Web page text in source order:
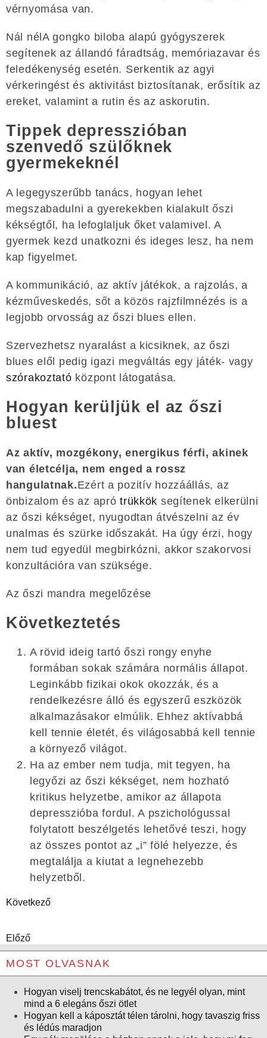
vérnyomása van.
Nál nélA gongko biloba alapú gyógyszerek
segítenek az állandó fáradtság, memóriazavar és
feledékenység esetén. Serkentik az agyi
vérkeringést és aktivitást biztosítanak, erősítik az
ereket, valamint a rutin és az askorutin.
Tippek depresszióban
szenvedő szülőknek
gyermekeknél
A legegyszerűbb tanács, hogyan lehet
megszabadulni a gyerekekben kialakult őszi
kékségtől, ha lefoglaljuk őket valamivel. A
gyermek kezd unatkozni és ideges lesz, ha nem
kap figyelmet.
A kommunikáció, az aktív játékok, a rajzolás, a
kézműveskedés, sőt a közös rajzfilmnézés is a
legjobb orvosság az őszi blues ellen.
Szervezhetsz nyaralást a kicsiknek, az őszi
blues elől pedig igazi megváltás egy játék- vagy
szórakoztató központ látogatása.
Hogyan kerüljük el az őszi
bluest
Az aktív, mozgékony, energikus férfi, akinek
van életcélja, nem enged a rossz
hangulatnak.Ezért a pozitív hozzáállás, az
önbizalom és az aprótrükkök segítenek elkerülni
az őszi kékséget, nyugodtan átvészelni az év
unalmas és szürke időszakát. Ha úgy érzi, hogy
nem tud egyedül megbirkózni, akkor szakorvosi
konzultációra van szüksége.
Az őszi mandra megelőzése
Következtetés
A rövid ideig tartó őszi rongy enyhe
formában sokak számára normális állapot.
Leginkább fizikai okok okozzák, és a
rendelkezésre álló és egyszerű eszközök
alkalmazásakor elmúlik. Ehhez aktívabbá
kell tennie életét, és világosabbá kell tennie
a környező világot.
Ha az ember nem tudja, mit tegyen, ha
legyőzi az őszi kékséget, nem hozható
kritikus helyzetbe, amikor az állapota
depresszióba fordul. A pszichológussal
folytatott beszélgetés lehetővé teszi, hogy
az összes pontot az „i” fölé helyezze, és
megtalálja a kiutat a legnehezebb
helyzetből.
Következő
Előző
MOST OLVASNAK
Hogyan viselj trencskabátot, és ne legyél olyan, mint
mind a 6 elegáns őszi ötlet
Hogyan kell a káposztát télen tárolni, hogy tavaszig friss
és lédús maradjon